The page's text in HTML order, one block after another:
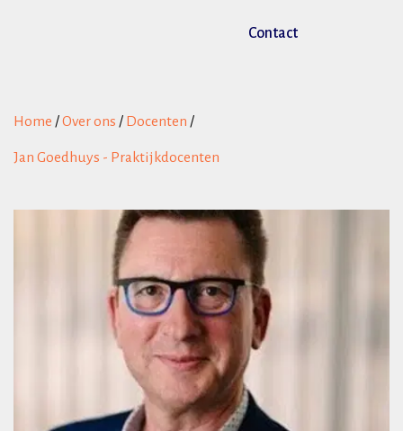
Contact
Home /Over ons / Docenten /
Jan Goedhuys - Praktijkdocenten